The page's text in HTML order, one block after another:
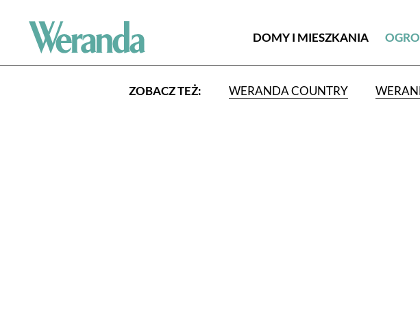
DOMY I MIESZKANIA
ZOBACZ TEŻ: WERANDA COUNTRY